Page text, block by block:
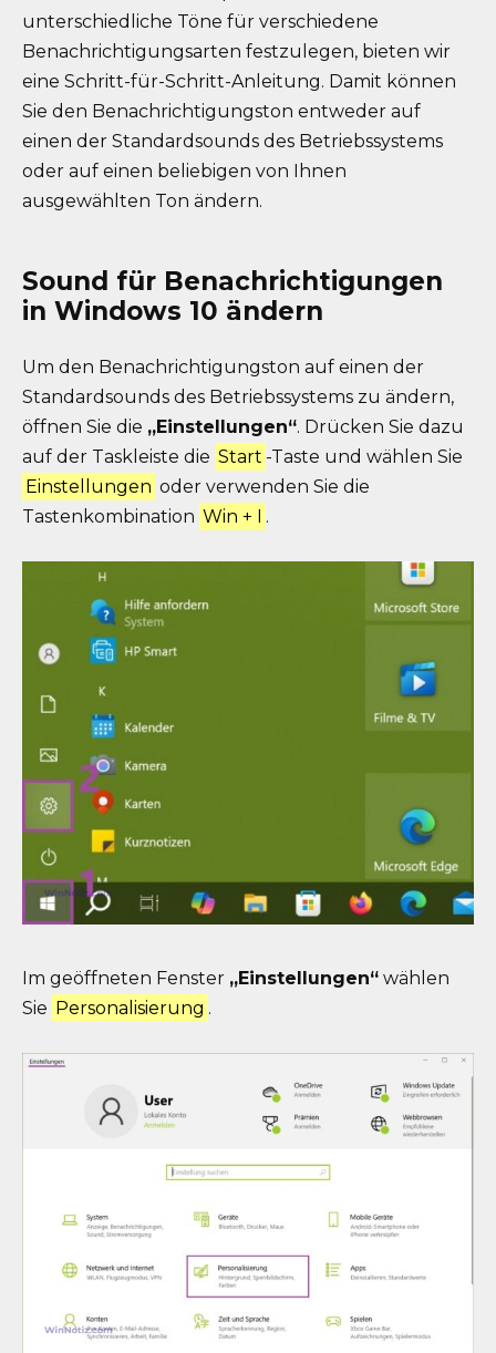
unterschiedliche Töne für verschiedene
Benachrichtigungsarten festzulegen, bieten wir
eine Schritt-für-Schritt-Anleitung. Damit können
Sie den Benachrichtigungston entweder auf
einen der Standardsounds des Betriebssystems
oder auf einen beliebigen von Ihnen
ausgewählten Ton ändern.
Sound für Benachrichtigungen
in Windows 10 ändern
Um den Benachrichtigungston auf einen der
Standardsounds des Betriebssystems zu ändern,
öffnen Sie die „Einstellungen“. Drücken Sie dazu
auf der Taskleiste die Start -Taste und wählen Sie
Einstellungen oder verwenden Sie die
Tastenkombination Win + I .
Im geöffneten Fenster „Einstellungen“ wählen
Sie Personalisierung .